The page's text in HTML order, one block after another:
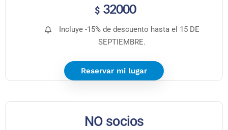
$ 32000
Incluye -15% de descuento hasta el 15 DE
SEPTIEMBRE.
Reservar mi lugar
NO socios